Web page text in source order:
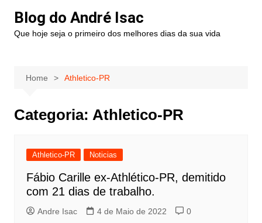
Blog do André Isac
Que hoje seja o primeiro dos melhores dias da sua vida
Home Athletico-PR
Categoria: Athletico-PR
Athletico-PR Noticias
Fábio Carille ex-Athlético-PR, demitido
com 21 dias de trabalho.
Andre Isac 4 de Maio de 2022 0